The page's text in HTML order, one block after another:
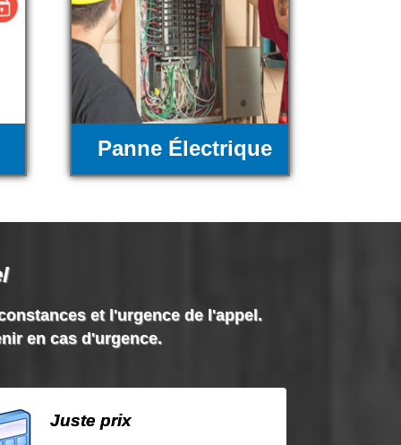
Panne Électrique
et l'urgence de l'appel.
en cas d'urgence.
Juste prix